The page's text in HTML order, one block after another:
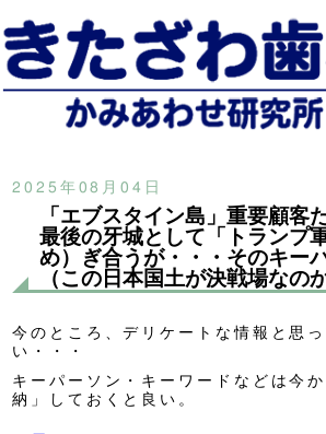
2025年08月04日
「エブスタイン島」重要顧客
最後の牙城として「トランプ
め）ぎ合うが・・・そのキー
（この日本国土が決戦場なの
今のところ、デリケートな情報と思っ
い・・・
キーパーソン・キーワードなどは今
納」しておくと良い。